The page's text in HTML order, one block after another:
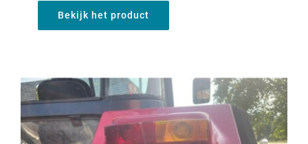
Bekijk het product